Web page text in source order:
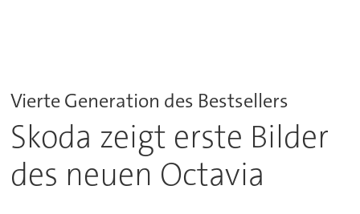
Vierte Generation des Bestsellers
Skoda zeigt erste Bilder
des neuen Octavia